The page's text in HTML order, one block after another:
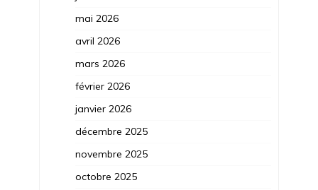
mai 2026
avril 2026
mars 2026
février 2026
janvier 2026
décembre 2025
novembre 2025
octobre 2025